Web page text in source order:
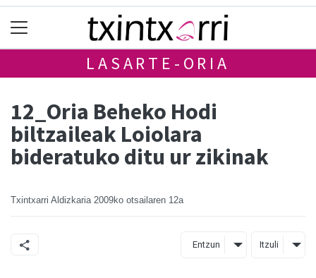
LASARTE-ORIA
12_Oria Beheko Hodi
biltzaileak Loiolara
bideratuko ditu ur zikinak
Txintxarri Aldizkaria 2009ko otsailaren 12a
Entzun Itzuli